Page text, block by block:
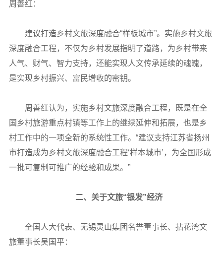
周善红：
建议打造乡村文旅深度融合“样板城市”。实施乡村文旅
深度融合工程，不仅为乡村发展指明了道路，为乡村带来
人气、财气、智力支持，还能实现人文传承延续的魂魄，
是实现乡村振兴、富民增收的密钥。
周善红认为，实施乡村文旅深度融合工程，既是在全
国乡村旅游重点村镇等工作上的继续延伸和拓展，也是乡
村工作中的一项全新的系统性工作。“建议支持江苏省扬州
市打造成为乡村文旅深度融合工程‘样本城市’，为全国形成
一批可复制可推广的经验和成果。”
二、关于文旅“银发”经济
全国人大代表、无锡灵山集团名誉董事长、拈花湾文
旅董事长吴国平：